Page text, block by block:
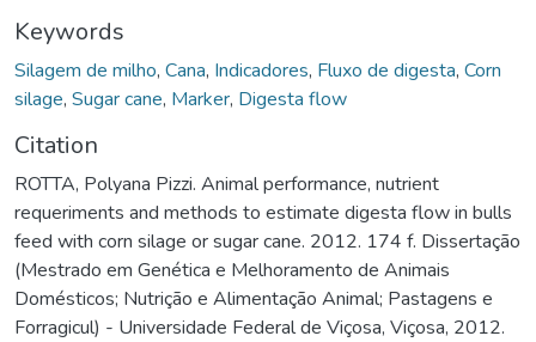
Keywords
Silagem de milho, Cana, Indicadores, Fluxo de digesta, Corn
silage, Sugar cane, Marker, Digesta flow
Citation
ROTTA, Polyana Pizzi. Animal performance, nutrient
requeriments and methods to estimate digesta flow in bulls
feed with corn silage or sugar cane. 2012. 174 f. Dissertação
(Mestrado em Genética e Melhoramento de Animais
Domésticos; Nutrição e Alimentação Animal; Pastagens e
Forragicul) - Universidade Federal de Viçosa, Viçosa, 2012.